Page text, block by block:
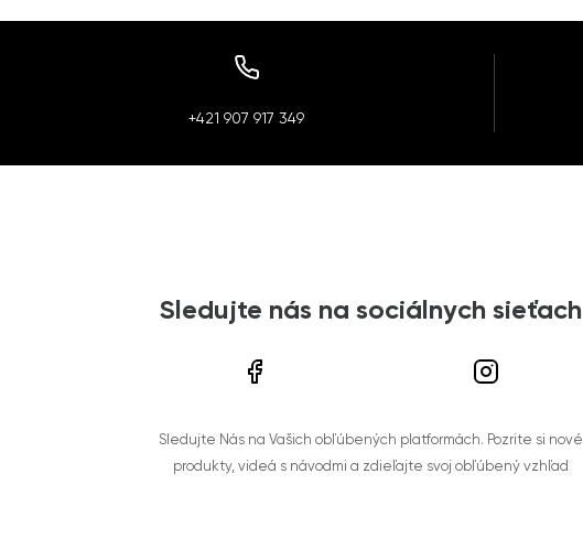
+421 907 917 349
Sledujte nás na sociálnych sieťach
Sledujte Nás na Vašich obľúbených platformách. Pozrite si nové
produkty, videá s návodmi a zdieľajte svoj obľúbený vzhľad